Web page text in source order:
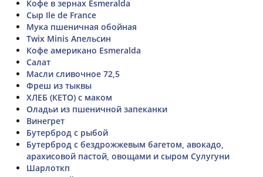
Кофе в зернах Esmeralda
Сыр Ile de France
Мука пшеничная обойная
Twix Minis Апельсин
Кофе американо Esmeralda
Салат
Масли сливочное 72,5
Фреш из тыквы
ХЛЕБ (КЕТО) с маком
Оладьи из пшеничной запеканки
Винегрет
Бутерброд с рыбой
Бутерброд с бездрожжевым багетом, авокадо,
арахисовой пастой, овощами и сыром Сулугуни
Шарлоткп